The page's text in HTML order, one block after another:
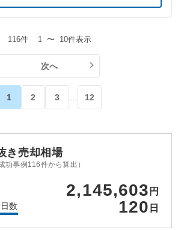
116件 1 〜 10件表示
次へ
1 2 3 12
き売却相場
功事例116件から算出）
2,145,603 円
数 120 日